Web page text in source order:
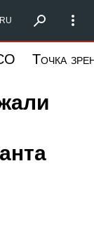
Запад
RU
Точка